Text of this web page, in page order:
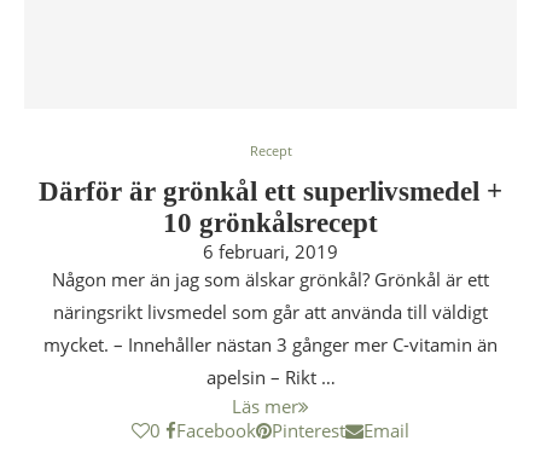
Recept
Därför är grönkål ett superlivsmedel +
10 grönkålsrecept
6 februari, 2019
Någon mer än jag som älskar grönkål? Grönkål är ett
näringsrikt livsmedel som går att använda till väldigt
mycket. – Innehåller nästan 3 gånger mer C-vitamin än
apelsin – Rikt …
Läs mer
0
Facebook Pinterest Email